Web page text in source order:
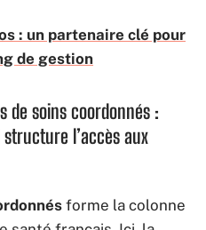
: un partenaire clé pour
de gestion
de soins coordonnés :
l’accès aux
forme la colonne